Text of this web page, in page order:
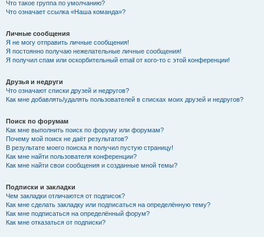
Что такое группа по умолчанию?
Что означает ссылка «Наша команда»?
Личные сообщения
Я не могу отправить личные сообщения!
Я постоянно получаю нежелательные личные сообщения!
Я получил спам или оскорбительный email от кого-то с этой конференции!
Друзья и недруги
Что означают списки друзей и недругов?
Как мне добавлять/удалять пользователей в списках моих друзей и недругов?
Поиск по форумам
Как мне выполнить поиск по форуму или форумам?
Почему мой поиск не даёт результатов?
В результате моего поиска я получил пустую страницу!
Как мне найти пользователя конференции?
Как мне найти свои сообщения и созданные мной темы?
Подписки и закладки
Чем закладки отличаются от подписок?
Как мне сделать закладку или подписаться на определённую тему?
Как мне подписаться на определённый форум?
Как мне отказаться от подписки?